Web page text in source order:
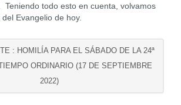
Teniendo todo esto en cuenta, volvamos
Evangelio de hoy.
: HOMILÍA PARA EL SÁBADO DE LA 24ª
ORDINARIO (17 DE SEPTIEMBRE
2022)